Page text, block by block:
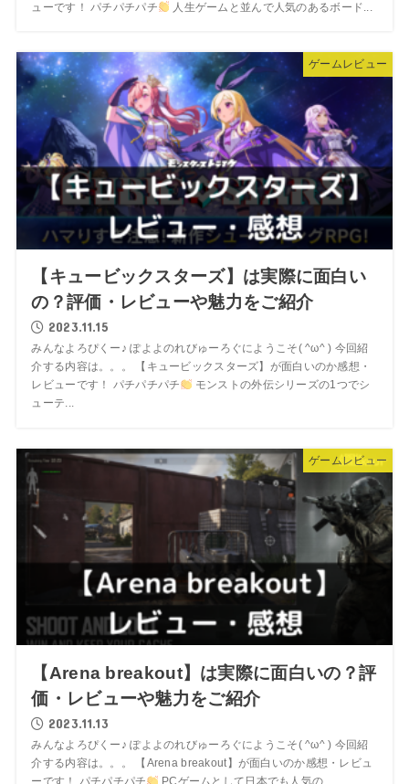
ューです！ パチパチパチ
人生ゲームと並んで人気のあるボード...
ゲームレビュー
【キュービックスターズ】は実際に面白い
の？評価・レビューや魅力をご紹介
2023.11.15
みんなよろぴくー♪ ぽよよのれびゅーろぐにようこそ( ^ω^ ) 今回紹
介する内容は。。。 【キュービックスターズ】が面白いのか感想・
レビューです！ パチパチパチ
モンストの外伝シリーズの1つでシ
ューテ...
ゲームレビュー
【Arena breakout】は実際に面白いの？評
価・レビューや魅力をご紹介
2023.11.13
みんなよろぴくー♪ ぽよよのれびゅーろぐにようこそ( ^ω^ ) 今回紹
介する内容は。。。 【Arena breakout】が面白いのか感想・レビュ
ーです！ パチパチパチ
PCゲームとして日本でも人気の...